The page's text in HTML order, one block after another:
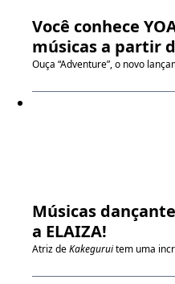
Você conhece
músicas a partir
Ouça “Adventure”, o novo
Músicas
a ELAIZA!
Atriz deKakeguruitem uma